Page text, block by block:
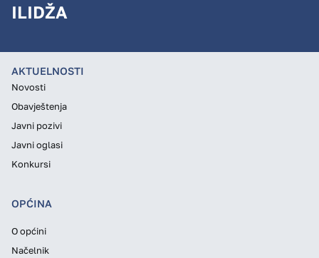
ILIDŽA
AKTUELNOSTI
Novosti
Obavještenja
Javni pozivi
Javni oglasi
Konkursi
OPĆINA
O općini
Načelnik